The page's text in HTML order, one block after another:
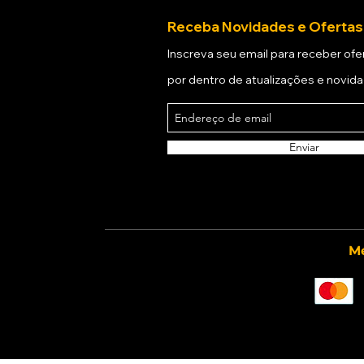
AGOODVIBESTOUR te
b) - Agora é com a
Nosso time fica
c) - Fique tranquilo, a
Depois de agendada, você
1) INFORMAÇÕES DE
Esta Política de
Receba Novidades e Ofertas
Inscreva seu email para receber
por dentro de atualizações e
Enviar